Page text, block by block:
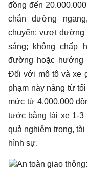
đồng đến
chắn đường
chuyển; vượt đường
sáng; không chấp
đường hoặc hướng
Đối với mô tô và xe
phạm này nâng từ
mức từ 4.000.000
tước bằng lái xe 1-3
quả nghiêm trọng,
hình sự.